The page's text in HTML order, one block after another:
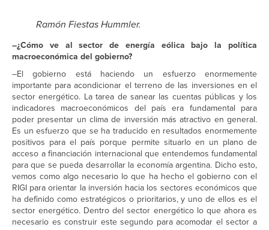
Ramón Fiestas Hummler.
–¿Cómo ve al sector de energía eólica bajo la política
macroeconómica del gobierno?
–El gobierno está haciendo un esfuerzo enormemente
importante para acondicionar el terreno de las inversiones en el
sector energético. La tarea de sanear las cuentas públicas y los
indicadores macroeconómicos del país era fundamental para
poder presentar un clima de inversión más atractivo en general.
Es un esfuerzo que se ha traducido en resultados enormemente
positivos para el país porque permite situarlo en un plano de
acceso a financiación internacional que entendemos fundamental
para que se pueda desarrollar la economía argentina. Dicho esto,
vemos como algo necesario lo que ha hecho el gobierno con el
RIGI para orientar la inversión hacia los sectores económicos que
ha definido como estratégicos o prioritarios, y uno de ellos es el
sector energético. Dentro del sector energético lo que ahora es
necesario es construir este segundo para acomodar el sector a